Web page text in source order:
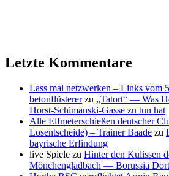
Letzte Kommentare
Lass mal netzwerken – Links vom
betonflüstererzu „Tatort“ — Was
Horst-Schimanski-Gasse zu tun hat
Alle Elfmeterschießen deutscher
Losentscheide) – Trainer Baade zu
bayrische Erfindung
live Spiele zu Hinter den Kulissen
Mönchengladbach — Borussia